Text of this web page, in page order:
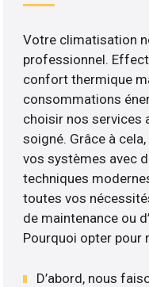
Votre climatisation
professionnel.
confort thermique
consommations
choisir nos services
soigné. Grâce à
vos systèmes avec
techniques
toutes vos
de maintenance ou
Pourquoi opter pour
D’abord, nous